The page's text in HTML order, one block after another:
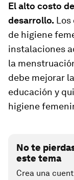
El alto costo
desarrollo. Los
de higiene
instalaciones
la
debe mejorar
educación y
higiene
No te
este tema
Crea una